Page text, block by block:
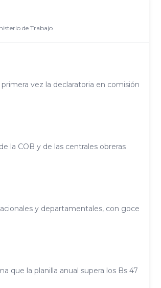
de Trabajo
vez la declaratoria en comisión
la COB y de las centrales obreras
y departamentales, con goce
que la planilla anual supera los Bs 47